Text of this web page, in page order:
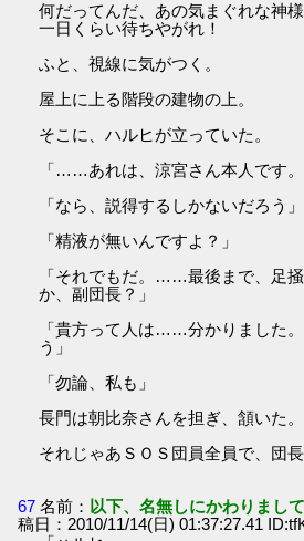
何だってんだ、あの気まぐれな神様
一日くらい待ちやがれ！
ふと、視線に気がつく。
屋上に上る階段の建物の上。
そこに、ハルヒが立っていた。
「……あれは、涼宮さん本人です。
「なら、説得するしかないだろう」
「精液が無いんですよ？」
「それでもだ。……最後まで、足
か、副団長？」
「貴方って人は……分かりました
う」
「勿論、私も」
長門は朝比奈さんを担ぎ、頷いた。
それじゃあＳＯＳ団員全員で、団
67 名前： 以下、名無しにかわりまし
稿日：2010/11/14(日) 01:37:27.41